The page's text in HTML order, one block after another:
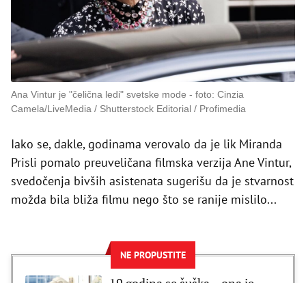
Ana Vintur je "čelična ledi" svetske mode
foto: Cinzia
Camela/LiveMedia / Shutterstock Editorial / Profimedia
Iako se, dakle, godinama verovalo da je lik Miranda
Prisli pomalo preuveličana filmska verzija Ane Vintur,
svedočenja bivših asistenata sugerišu da je stvarnost
možda bila bliža filmu nego što se ranije mislilo...
NE PROPUSTITE